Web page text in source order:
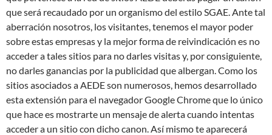
que será recaudado por un organismo del estilo SGAE. Ante tal
aberración nosotros, los visitantes, tenemos el mayor poder
sobre estas empresas y la mejor forma de reivindicación es no
acceder a tales sitios para no darles visitas y, por consiguiente,
no darles ganancias por la publicidad que albergan. Como los
sitios asociados a AEDE son numerosos, hemos desarrollado
esta extensión para el navegador Google Chrome que lo único
que hace es mostrarte un mensaje de alerta cuando intentas
acceder a un sitio con dicho canon. Así mismo te aparecerá